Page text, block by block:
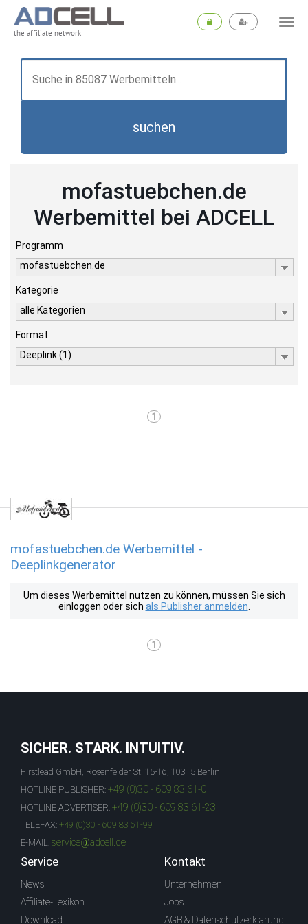
the affiliate network
suchen
mofastuebchen.de
Werbemittel bei ADCELL
Programm
mofastuebchen.de
Kategorie
alle Kategorien
Format
Deeplink (1)
1
mofastuebchen.de Werbemittel -
Deeplinkgenerator
Um dieses Werbemittel nutzen zu können, müssen Sie sich
einloggen oder sich als Publisher anmelden
1
SICHER. STARK. INTUITIV.
Firstlead GmbH, Rosenfelder St. 15-16, 10315 Berlin
HOTLINE PUBLISHER: +49 (0)30 - 609 83 61-0
HOTLINE ADVERTISER: +49 (0)30 - 609 83 61-23
TELEFAX: +49 (0)30 - 609 83 61-99
E-MAIL: service@adcell.de
Service
News
Affiliate-Lexikon
Download
Kontakt
Unternehmen
Jobs
AGB & Datenschutzerklärung